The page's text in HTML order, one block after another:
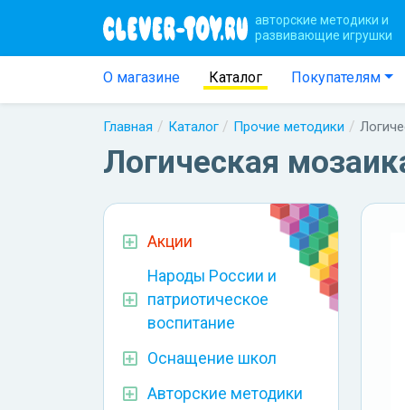
авторские методики и
развивающие игрушки
О магазине Каталог Покупателям
Главная Каталог Прочие методики
Логическая
Акции
Народы России и
патриотическое
воспитание
Оснащение школ
Авторские методики